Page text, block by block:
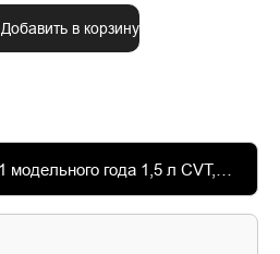
Добавить в корзину